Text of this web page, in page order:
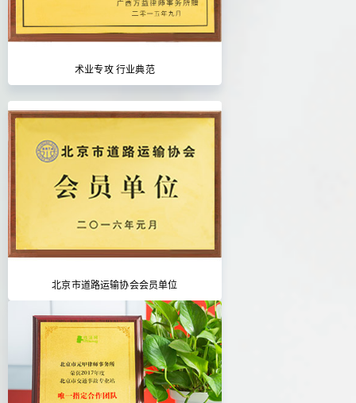
术业专攻 行业典范
北京市道路运输协会会员单位